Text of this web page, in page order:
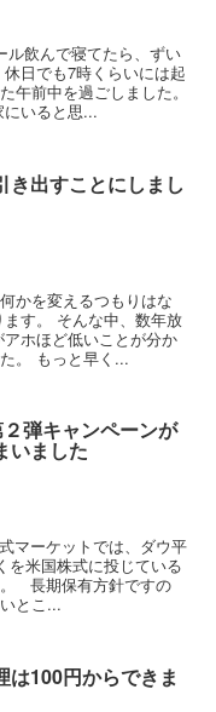
ル飲んで寝てたら、ずい
日でも7時くらいには起
午前中を過ごしました。
いると思...
き出すことにしまし
かを変えるつもりはな
す。 そんな中、数年放
ホほど低いことが分か
。 もっと早く...
弾キャンペーンが
いました
マーケットでは、ダウ平
を米国株式に投じている
長期保有方針ですの
とこ...
は100円からできま